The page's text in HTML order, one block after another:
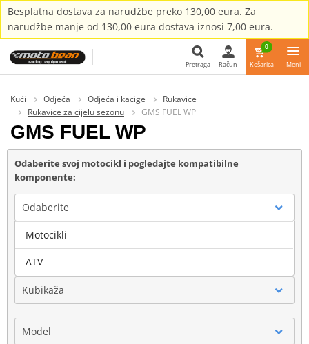
Besplatna dostava za narudžbe preko 130,00 eura. Za
narudžbe manje od 130,00 eura dostava iznosi 7,00 eura.
Pretraga Račun
0
Košarica Meni
Kući Odjeća Odjeća i kacige
Rukavice
Rukavice za cijelu sezonu
GMS FUEL WP
GMS FUEL WP
Odaberite svoj motocikl i pogledajte kompatibilne
komponente:
Odaberite
Marka
Kubikaža
Model
Motocikli
ATV